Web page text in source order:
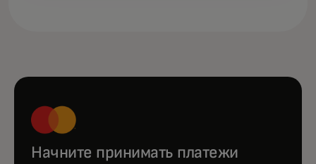
Начните принимать платежи